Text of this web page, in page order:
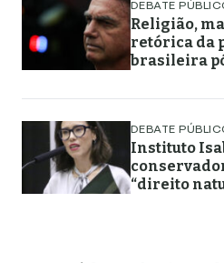
DEBATE
Religião,
retórica da
brasileira
DEBATE
Instituto
“direito